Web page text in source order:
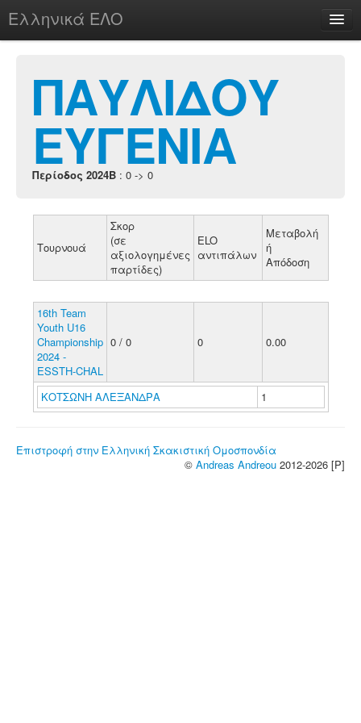
Ελληνικά ΕΛΟ
chesstu.be @ discord
Login
ΠΑΥΛΙΔΟΥ
ΕΥΓΕΝΙΑ
Περίοδος 2024B : 0 -> 0
Τουρνουά
Σκορ
(σε
αξιολογημένες
παρτίδες)
ELO
αντιπάλων
Μεταβολή
ή
Απόδοση
16th Team
Youth U16
Championship
2024 -
ESSTH-CHAL
0 / 0 0 0.00
ΚΟΤΣΩΝΗ ΑΛΕΞΑΝΔΡΑ 1
Επιστροφή στην Ελληνική Σκακιστική Ομοσπονδία
© Andreas Andreou 2012-2026 [P]